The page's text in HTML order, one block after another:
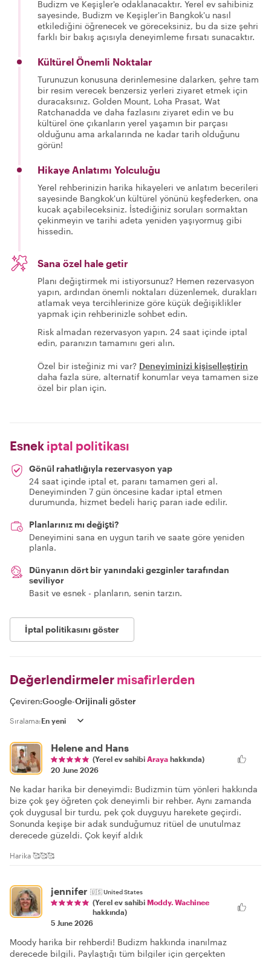
Budizm ve Keşişler'e odaklanacaktır. Yerel ev sahibiniz
sayesinde, Budizm ve Keşişler'in Bangkok'u nasıl
etkilediğini öğrenecek ve göreceksiniz, bu da size şehri
farklı bir bakış açısıyla deneyimleme fırsatı sunacaktır.
Kültürel Önemli Noktalar
Turunuzun konusuna derinlemesine dalarken, şehre tam
bir resim verecek benzersiz yerleri ziyaret etmek için
duracaksınız. Golden Mount, Loha Prasat, Wat
Ratchanadda ve daha fazlasını ziyaret edin ve bu
kültürel öne çıkanların yerel yaşamın bir parçası
olduğunu ama arkalarında ne kadar tarih olduğunu
görün!
Hikaye Anlatımı Yolculuğu
Yerel rehberinizin harika hikayeleri ve anlatım becerileri
sayesinde Bangkok'un kültürel yönünü keşfederken, ona
kucak açabileceksiniz. İstediğiniz soruları sormaktan
çekinmeyin ve tarihi adeta yeniden yaşıyormuş gibi
hissedin.
Sana özel hale getir
Planı değiştirmek mi istiyorsunuz? Hemen rezervasyon
yapın, ardından önemli noktaları düzenlemek, durakları
atlamak veya tercihlerinize göre küçük değişiklikler
yapmak için rehberinizle sohbet edin.
Risk almadan rezervasyon yapın. 24 saat içinde iptal
edin, paranızın tamamını geri alın.
Özel bir isteğiniz mi var? Deneyiminizi kişiselleştirin
daha fazla süre, alternatif konumlar veya tamamen size
özel bir plan için.
Esnek iptal politikası
Gönül rahatlığıyla rezervasyon yap
24 saat içinde iptal et, paranı tamamen geri al.
Deneyiminden 7 gün öncesine kadar iptal etmen
durumunda, hizmet bedeli hariç paran iade edilir.
Planlarınız mı değişti?
Deneyimini sana en uygun tarih ve saate göre yeniden
planla.
Dünyanın dört bir yanındaki gezginler tarafından
seviliyor
Basit ve esnek - planların, senin tarzın.
İptal politikasını göster
Değerlendirmeler misafirlerden
Çeviren:Google-Orijinali göster
Sıralama:
Helene and Hans
(Yerel ev sahibi Araya hakkında)
20 June 2026
Ne kadar harika bir deneyimdi: Budizmin tüm yönleri hakkında
bize çok şey öğreten çok deneyimli bir rehber. Aynı zamanda
çok duygusal bir turdu, pek çok duyguyu harekete geçirdi.
Sonunda keşişe bir adak sunduğumuz ritüel de unutulmaz
derecede güzeldi. Çok keyif aldık
Harika 🥰🥰🥰
jennifer 🇺🇸United States
(Yerel ev sahibi Moddy. Wachinee
hakkında)
5 June 2026
Moody harika bir rehberdi! Budizm hakkında inanılmaz
derecede bilgili. Paylaştığı tüm bilgiler için gerçekten